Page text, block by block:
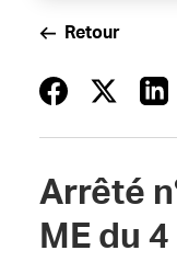
Retour
Arrêté
ME du